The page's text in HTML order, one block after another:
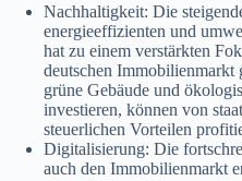
Nachhaltigkeit: Die
energieeffizienten und
hat zu einem verstärkten
deutschen Immobilienmarkt
grüne Gebäude und
investieren, können von
steuerlichen Vorteilen
Digitalisierung: Die
auch den Immobilienmarkt